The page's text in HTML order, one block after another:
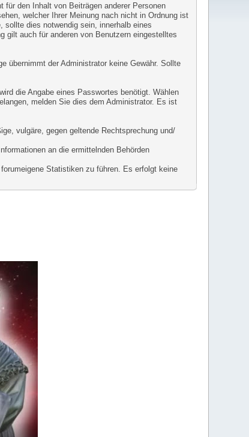
den Inhalt von Beiträgen anderer Personen
welcher Ihrer Meinung nach nicht in Ordnung ist
sollte dies notwendig sein, innerhalb eines
gilt auch für anderen von Benutzern eingestelltes
übernimmt der Administrator keine Gewähr. Sollte
die Angabe eines Passwortes benötigt. Wählen
melden Sie dies dem Administrator. Es ist
vulgäre, gegen geltende Rechtsprechung und/
an die ermittelnden Behörden
Statistiken zu führen. Es erfolgt keine